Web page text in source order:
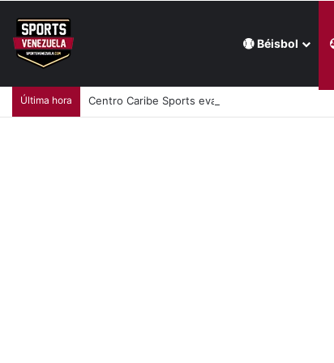
Béisbol
Última hora Centro Caribe Sports evalúa a Caracas como